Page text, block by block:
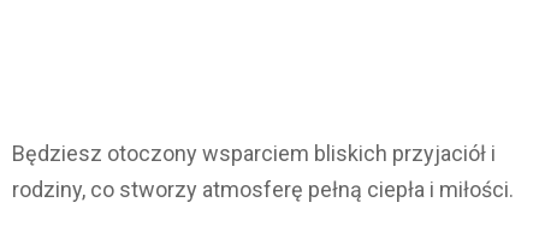
Będziesz otoczony wsparciem bliskich przyjaciół i
rodziny, co stworzy atmosferę pełną ciepła i miłości.